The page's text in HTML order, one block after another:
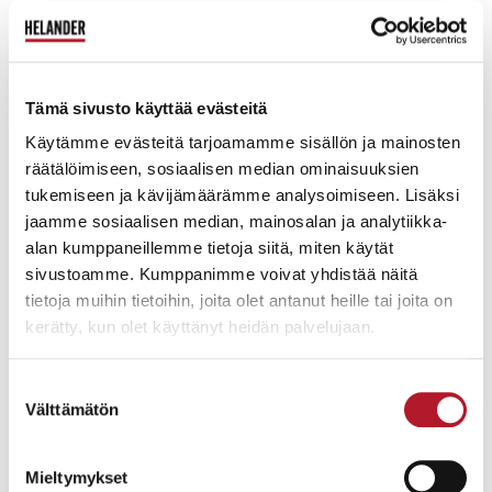
Tämä sivusto käyttää evästeitä
Käytämme evästeitä tarjoamamme sisällön ja mainosten
räätälöimiseen, sosiaalisen median ominaisuuksien
tukemiseen ja kävijämäärämme analysoimiseen. Lisäksi
jaamme sosiaalisen median, mainosalan ja analytiikka-
alan kumppaneillemme tietoja siitä, miten käytät
sivustoamme. Kumppanimme voivat yhdistää näitä
tietoja muihin tietoihin, joita olet antanut heille tai joita on
kerätty, kun olet käyttänyt heidän palvelujaan.
valinta
Välttämätön
Mieltymykset
Hellevi Ojanen, 1960-luku. Vasarahinta 850 euroa.
Kuvakudos
Eva Anttila. Vasarahinta 800 euroa.
Tarjotinpöytä, Satumetsäaihe
Vasarahinta 6500 euroa.